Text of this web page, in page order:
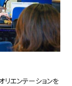
エンテーションを